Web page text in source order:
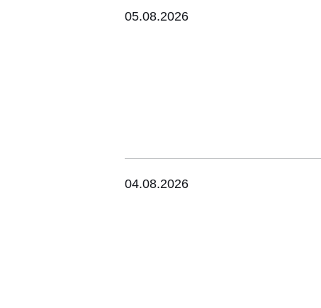
05.08.2026
04.08.2026